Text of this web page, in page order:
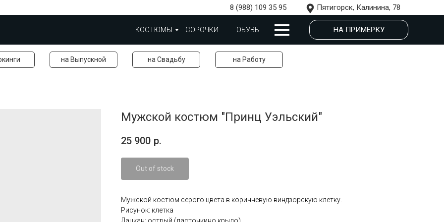
8 (988) 109 35 95 Пятигорск, Калинина, 78
КОСТЮМЫ СОРОЧКИ ОБУВЬ НА ПРИМЕРКУ
на Выпускной на Свадьбу на Работу
Мужской костюм "Принц Уэльский"
25 900 р.
Out of stock
Мужской костюм серого цвета в коричневую виндзорскую клетку.
Рисунок: клетка